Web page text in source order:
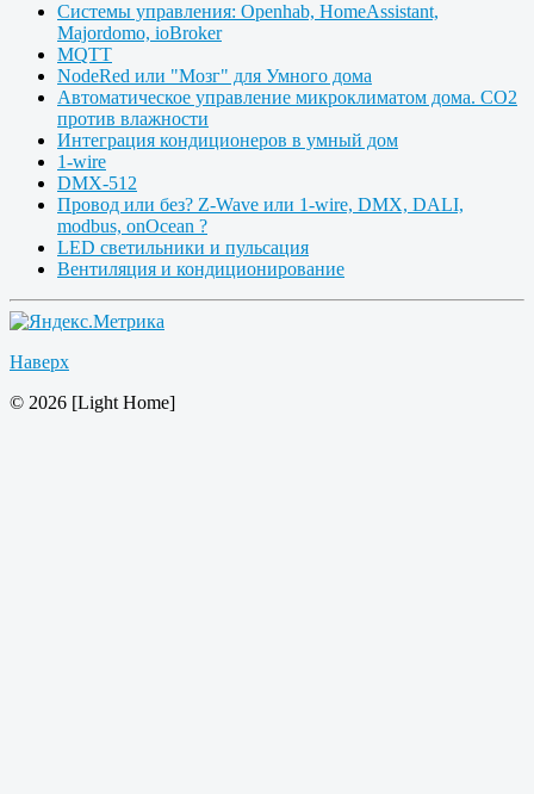
Системы управления: Openhab, HomeAssistant,
Majordomo, ioBroker
MQTT
NodeRed или "Мозг" для Умного дома
Автоматическое управление микроклиматом дома. CO2
против влажности
Интеграция кондиционеров в умный дом
1-wire
DMX-512
Провод или без? Z-Wave или 1-wire, DMX, DALI,
modbus, onOcean ?
LED светильники и пульсация
Вентиляция и кондиционирование
Наверх
© 2026 [Light Home]